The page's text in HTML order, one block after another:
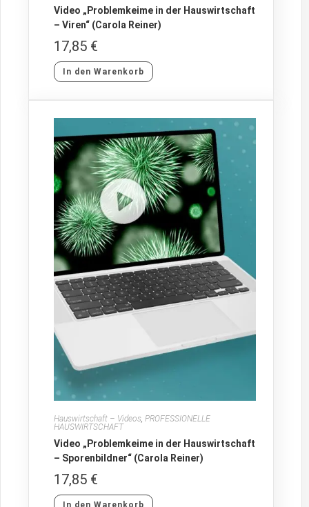
Video „Problemkeime in der Hauswirtschaft
– Viren“ (Carola Reiner)
17,85 €
In den Warenkorb
Hauswirtschaft – Videos,PROFESSIONELLE
HAUSWIRTSCHAFT
Video „Problemkeime in der Hauswirtschaft
– Sporenbildner“ (Carola Reiner)
17,85 €
In den Warenkorb